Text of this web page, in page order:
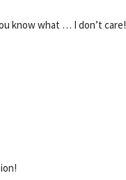
know what … I don’t care!